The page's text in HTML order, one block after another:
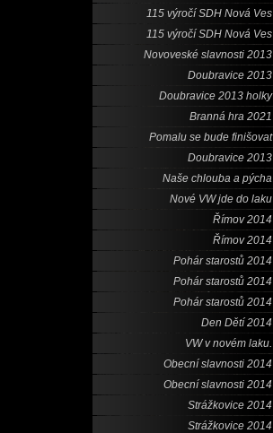
115 výročí SDH Nová Ves
115 výročí SDH Nová Ves
Novoveské slavnosti 2013
Doubravice 2013
Doubravice 2013 holky
Branná hra 2021
Pomalu se bude finišovat
Doubravice 2013
Naše chlouba a pýcha
Nové VW jde do laku
Římov 2014
Římov 2014
Pohár starostů 2014
Pohár starostů 2014
Pohár starostů 2014
Den Dětí 2014
VW v novém laku.
Obecní slavnosti 2014
Obecní slavnosti 2014
Strážkovice 2014
Strážkovice 2014